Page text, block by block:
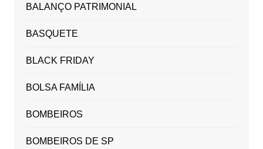
BALANÇO PATRIMONIAL
BASQUETE
BLACK FRIDAY
BOLSA FAMÍLIA
BOMBEIROS
BOMBEIROS DE SP